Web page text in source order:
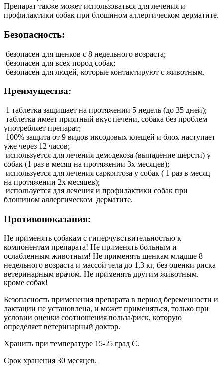
Препарат также может использоваться для лечения и
профилактики собак при блошином аллергическом дерматите.
Безопасность:
безопасен для щенков с 8 недельного возраста;
безопасен для всех пород собак;
безопасен для людей, которые контактируют с животным.
Преимущества:
1 таблетка защищает на протяжении 5 недель (до 35 дней);
таблетка имеет приятный вкус печени, собака без проблем
употребляет препарат;
100% защита от 9 видов иксодовых клещей и блох наступает
уже через 12 часов;
используется для лечения демодекоза (выпадение шерсти) у
собак (1 раз в месяц на протяжении 3х месяцев);
используется для лечения саркоптоза у собак ( 1 раз в месяц
на протяжении 2х месяцев);
используется для лечения и профилактики собак при
блошином аллергическом дерматите.
Противопоказания:
Не применять собакам с гиперчувствительностью к
компонентам препарата! Не применять больным и
ослабленным животным! Не применять щенкам младше 8
недельного возраста и массой тела до 1,3 кг, без оценки риска
ветеринарным врачом. Не применять другим животным.
кроме собак!
Безопасность применения препарата в период беременности и
лактации не установлена, и может применяться, только при
условии оценки соотношения польза/риск, которую
определяет ветеринарный доктор.
Хранить при температуре 15-25 град С.
Срок хранения 30 месяцев.